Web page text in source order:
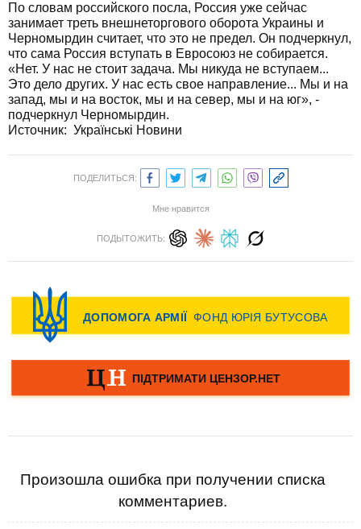
По словам российского посла, Россия уже сейчас
занимает треть внешнеторгового оборота Украины и
Черномырдин считает, что это не предел. Он подчеркнул,
что сама Россия вступать в Евросоюз не собирается.
«Нет. У нас не стоит задача. Мы никуда не вступаем...
Это дело других. У нас есть свое направление... Мы и на
запад, мы и на восток, мы и на север, мы и на юг», -
подчеркнул Черномырдин.
Источник: Українські Новини
ПОДЕЛИТЬСЯ:
Мне нравится
ПОДЫТОЖИТЬ:
Произошла ошибка при получении списка
комментариев.